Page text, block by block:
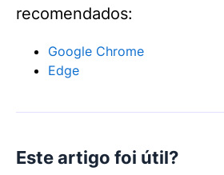
recomendados:
Google Chrome
Edge
Este artigo foi útil?